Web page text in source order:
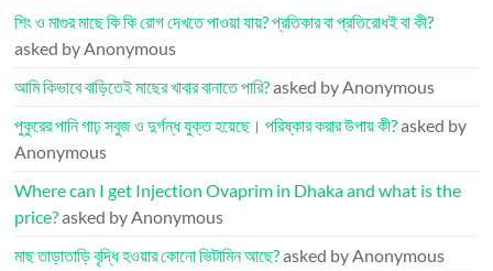
শিং ও মাগুর মাছে কি কি রোগ দেখতে পাওয়া যায়? প্রতিকার বা প্রতিরোধই বা কী?
asked by Anonymous
আমি কিভাবে বাড়িতেই মাছের খাবার বানাতে পারি?asked by Anonymous
পুকুরের পানি গাঢ় সবুজ ও দুর্গন্ধ যুক্ত হয়েছে। পরিষ্কার করার উপায় কী?asked by
Anonymous
Where can I get Injection Ovaprim in Dhaka and what is the
price?asked by Anonymous
মাছ তাড়াতাড়ি বৃদ্ধি হওয়ার কোনো ভিটামিন আছে?asked by Anonymous